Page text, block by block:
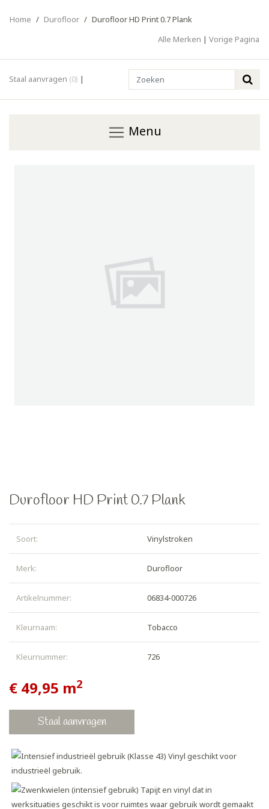
Home / Durofloor / Durofloor HD Print 0.7 Plank
Alle Merken | Vorige Pagina
Staal aanvragen (0) | Search
Menu
Durofloor HD Print 0.7 Plank
Soort: Vinylstroken
Merk: Durofloor
Artikelnummer: 06834-000726
Kleurnaam: Tobacco
Kleurnummer: 726
€ 49,95 m2
Staal aanvragen